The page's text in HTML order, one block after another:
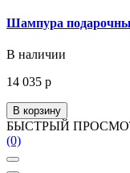
Шампура
В наличии
14 035 р
В корзину
БЫСТРЫЙ
(0)